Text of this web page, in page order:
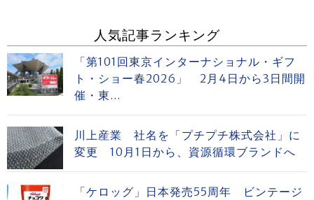
人気記事ランキング
「第101回東京インターナショナル・ギフ
ト・ショー春2026」 2月4日から3日間開
催・東...
川上産業 社名を「プチプチ株式会社」に
変更 10月1日から、資源循環ブランドへ
「ケロッグ」日本発売55周年 ビンテージ